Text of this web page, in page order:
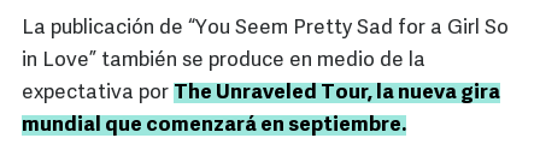
La publicación de “You Seem Pretty Sad for a Girl So
in Love” también se produce en medio de la
expectativa por The Unraveled Tour, la nueva gira
mundial que comenzará en septiembre.